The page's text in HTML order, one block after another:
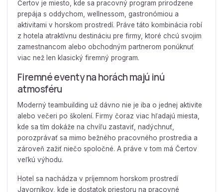
Čertov je miesto, kde sa pracovný program prirodzene
prepája s oddychom, wellnessom, gastronómiou a
aktivitami v horskom prostredí. Práve táto kombinácia robí
z hotela atraktívnu destináciu pre firmy, ktoré chcú svojim
zamestnancom alebo obchodným partnerom ponúknuť
viac než len klasický firemný program.
Firemné eventy na horách majú inú
atmosféru
Moderný teambuilding už dávno nie je iba o jednej aktivite
alebo večeri po školení. Firmy čoraz viac hľadajú miesta,
kde sa tím dokáže na chvíľu zastaviť, nadýchnuť,
porozprávať sa mimo bežného pracovného prostredia a
zároveň zažiť niečo spoločné. A práve v tom má Čertov
veľkú výhodu.
Hotel sa nachádza v príjemnom horskom prostredí
Javorníkov, kde je dostatok priestoru na pracovné